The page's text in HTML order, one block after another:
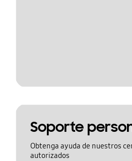
Soporte
Obtenga ayuda de nuestros
autorizados